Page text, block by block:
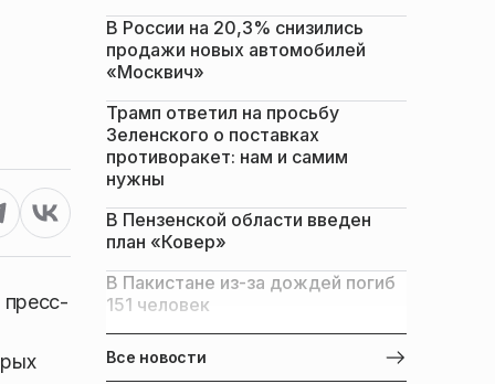
пресс-
В России на 20,3% снизились
продажи новых автомобилей
«Москвич»
Трамп ответил на просьбу
Зеленского о поставках
противоракет: нам и самим
нужны
В Пензенской области введен
план «Ковер»
В Пакистане из-за дождей погиб
151 человек
Все новости